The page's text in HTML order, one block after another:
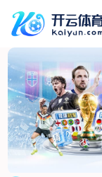
首页
关于我们
荣誉资质
合作伙伴
产品中心
烤箱纸
蜡纸
防油纸